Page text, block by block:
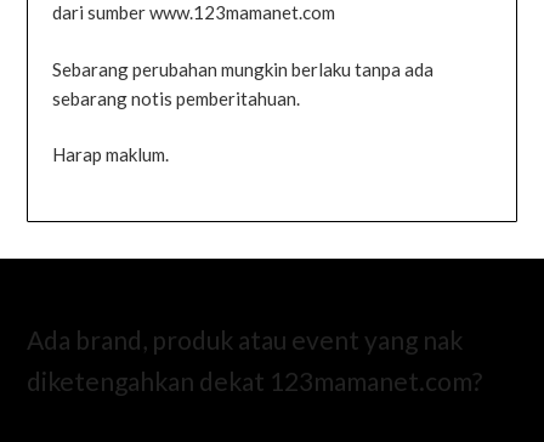
dari sumber www.123mamanet.com
Sebarang perubahan mungkin berlaku tanpa ada
sebarang notis pemberitahuan.
Harap maklum.
Ada brand, produk atau event yang nak
diketengahkan dekat 123mamanet.com?